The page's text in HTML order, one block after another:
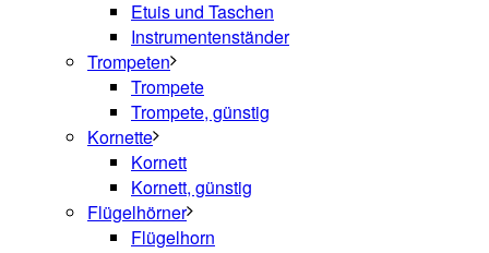
Etuis und Taschen
Instrumentenständer
Trompeten
Trompete
Trompete, günstig
Kornette
Kornett
Kornett, günstig
Flügelhörner
Flügelhorn